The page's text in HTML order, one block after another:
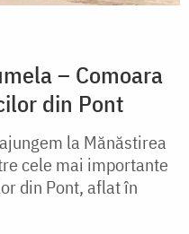
– Comoara
din Pont
la Mănăstirea
cele mai importante
din Pont, aflat în